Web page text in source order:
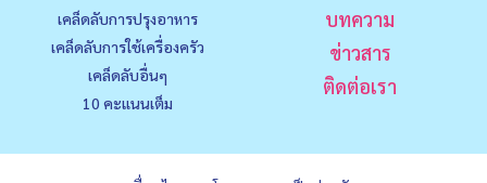
เคล็ดลับการปรุงอาหาร
เคล็ดลับการใช้เครื่องครัว
เคล็ดลับอื่นๆ
10 คะแนนเต็ม
บทความ
ข่าวสาร
ติดต่อเรา